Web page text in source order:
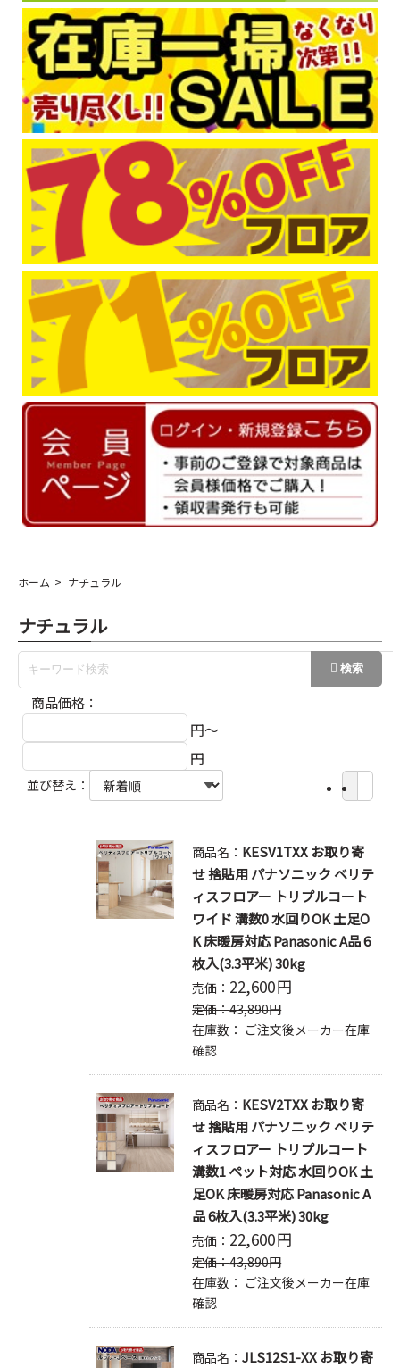
ホーム ナチュラル
ナチュラル
商品価格：
円～
円
並び替え：
商品名： KESV1TXX お取り寄
せ 捨貼用 パナソニック ベリテ
ィスフロアー トリプルコート
ワイド 溝数0 水回りOK 土足O
K 床暖房対応 Panasonic A品 6
枚入(3.3平米) 30kg
売価： 22,600円
定価：43,890円
在庫数： ご注文後メーカー在庫
確認
商品名： KESV2TXX お取り寄
せ 捨貼用 パナソニック ベリテ
ィスフロアー トリプルコート
溝数1 ペット対応 水回りOK 土
足OK 床暖房対応 Panasonic A
品 6枚入(3.3平米) 30kg
売価： 22,600円
定価：43,890円
在庫数： ご注文後メーカー在庫
確認
商品名：JLS12S1-XX お取り寄